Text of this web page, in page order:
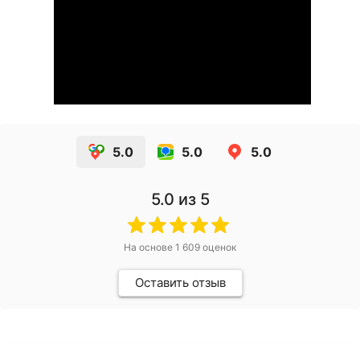
5.0 5.0 5.0
5.0 из 5
На основе 1 609 оценок
Оставить отзыв